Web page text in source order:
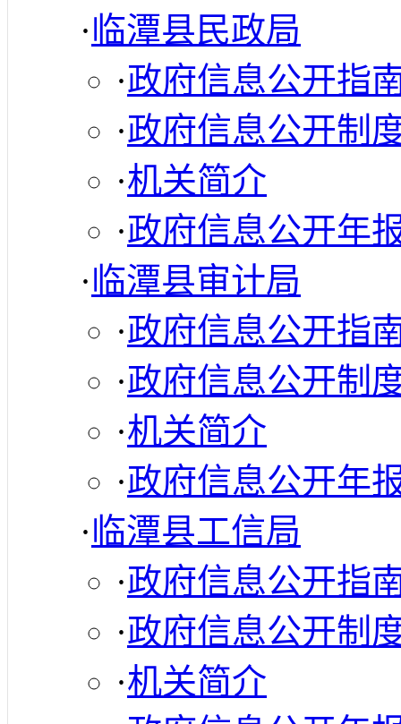
·临潭县民政局
·政府信息公开指
·政府信息公开制
·机关简介
·政府信息公开年
·临潭县审计局
·政府信息公开指
·政府信息公开制
·机关简介
·政府信息公开年
·临潭县工信局
·政府信息公开指
·政府信息公开制
·机关简介